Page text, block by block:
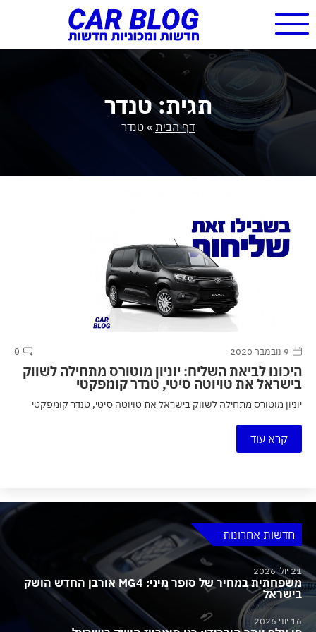
תגית: טנדר
דף הבית » טנדר
9 נובמבר 2020 0
היכונו לביאת השליח: יוניון מוטורס מתחילה לשווק
בישראל את טויוטה סיטי, טנדר קומפקטי
יוניון מוטורס מתחילה לשווק בישראל את טויוטה סיטי, טנדר קומפקטי
קרא עוד
חדשות אחרונות
21 יולי 2026
משפחתית במחיר של סופר מיני: MG4 אורבן החדש הושק
בישראל
16 יוני 2026